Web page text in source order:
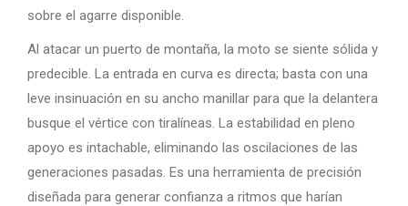
sobre el agarre disponible.
Al atacar un puerto de montaña, la moto se siente sólida y
predecible. La entrada en curva es directa; basta con una
leve insinuación en su ancho manillar para que la delantera
busque el vértice con tiralíneas. La estabilidad en pleno
apoyo es intachable, eliminando las oscilaciones de las
generaciones pasadas. Es una herramienta de precisión
diseñada para generar confianza a ritmos que harían